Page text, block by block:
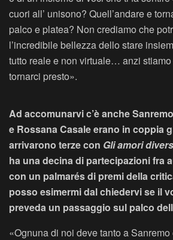
cuori all’ unisono? Quell’andare e
palco e platea? Non crediamo che
l’incredibile bellezza dello stare
tutto reale e non virtuale… anzi
tornarci presto».
Ad accomunarvi c’è anche
e Rossana Casale erano in coppia
arrivarono terze con Gli amori
ha una decina di partecipazioni fra
con un palmarés di premi della
posso esimermi dal chiedervi se il
preveda un passaggio sul palco
«Ognuna di noi deve tanto a